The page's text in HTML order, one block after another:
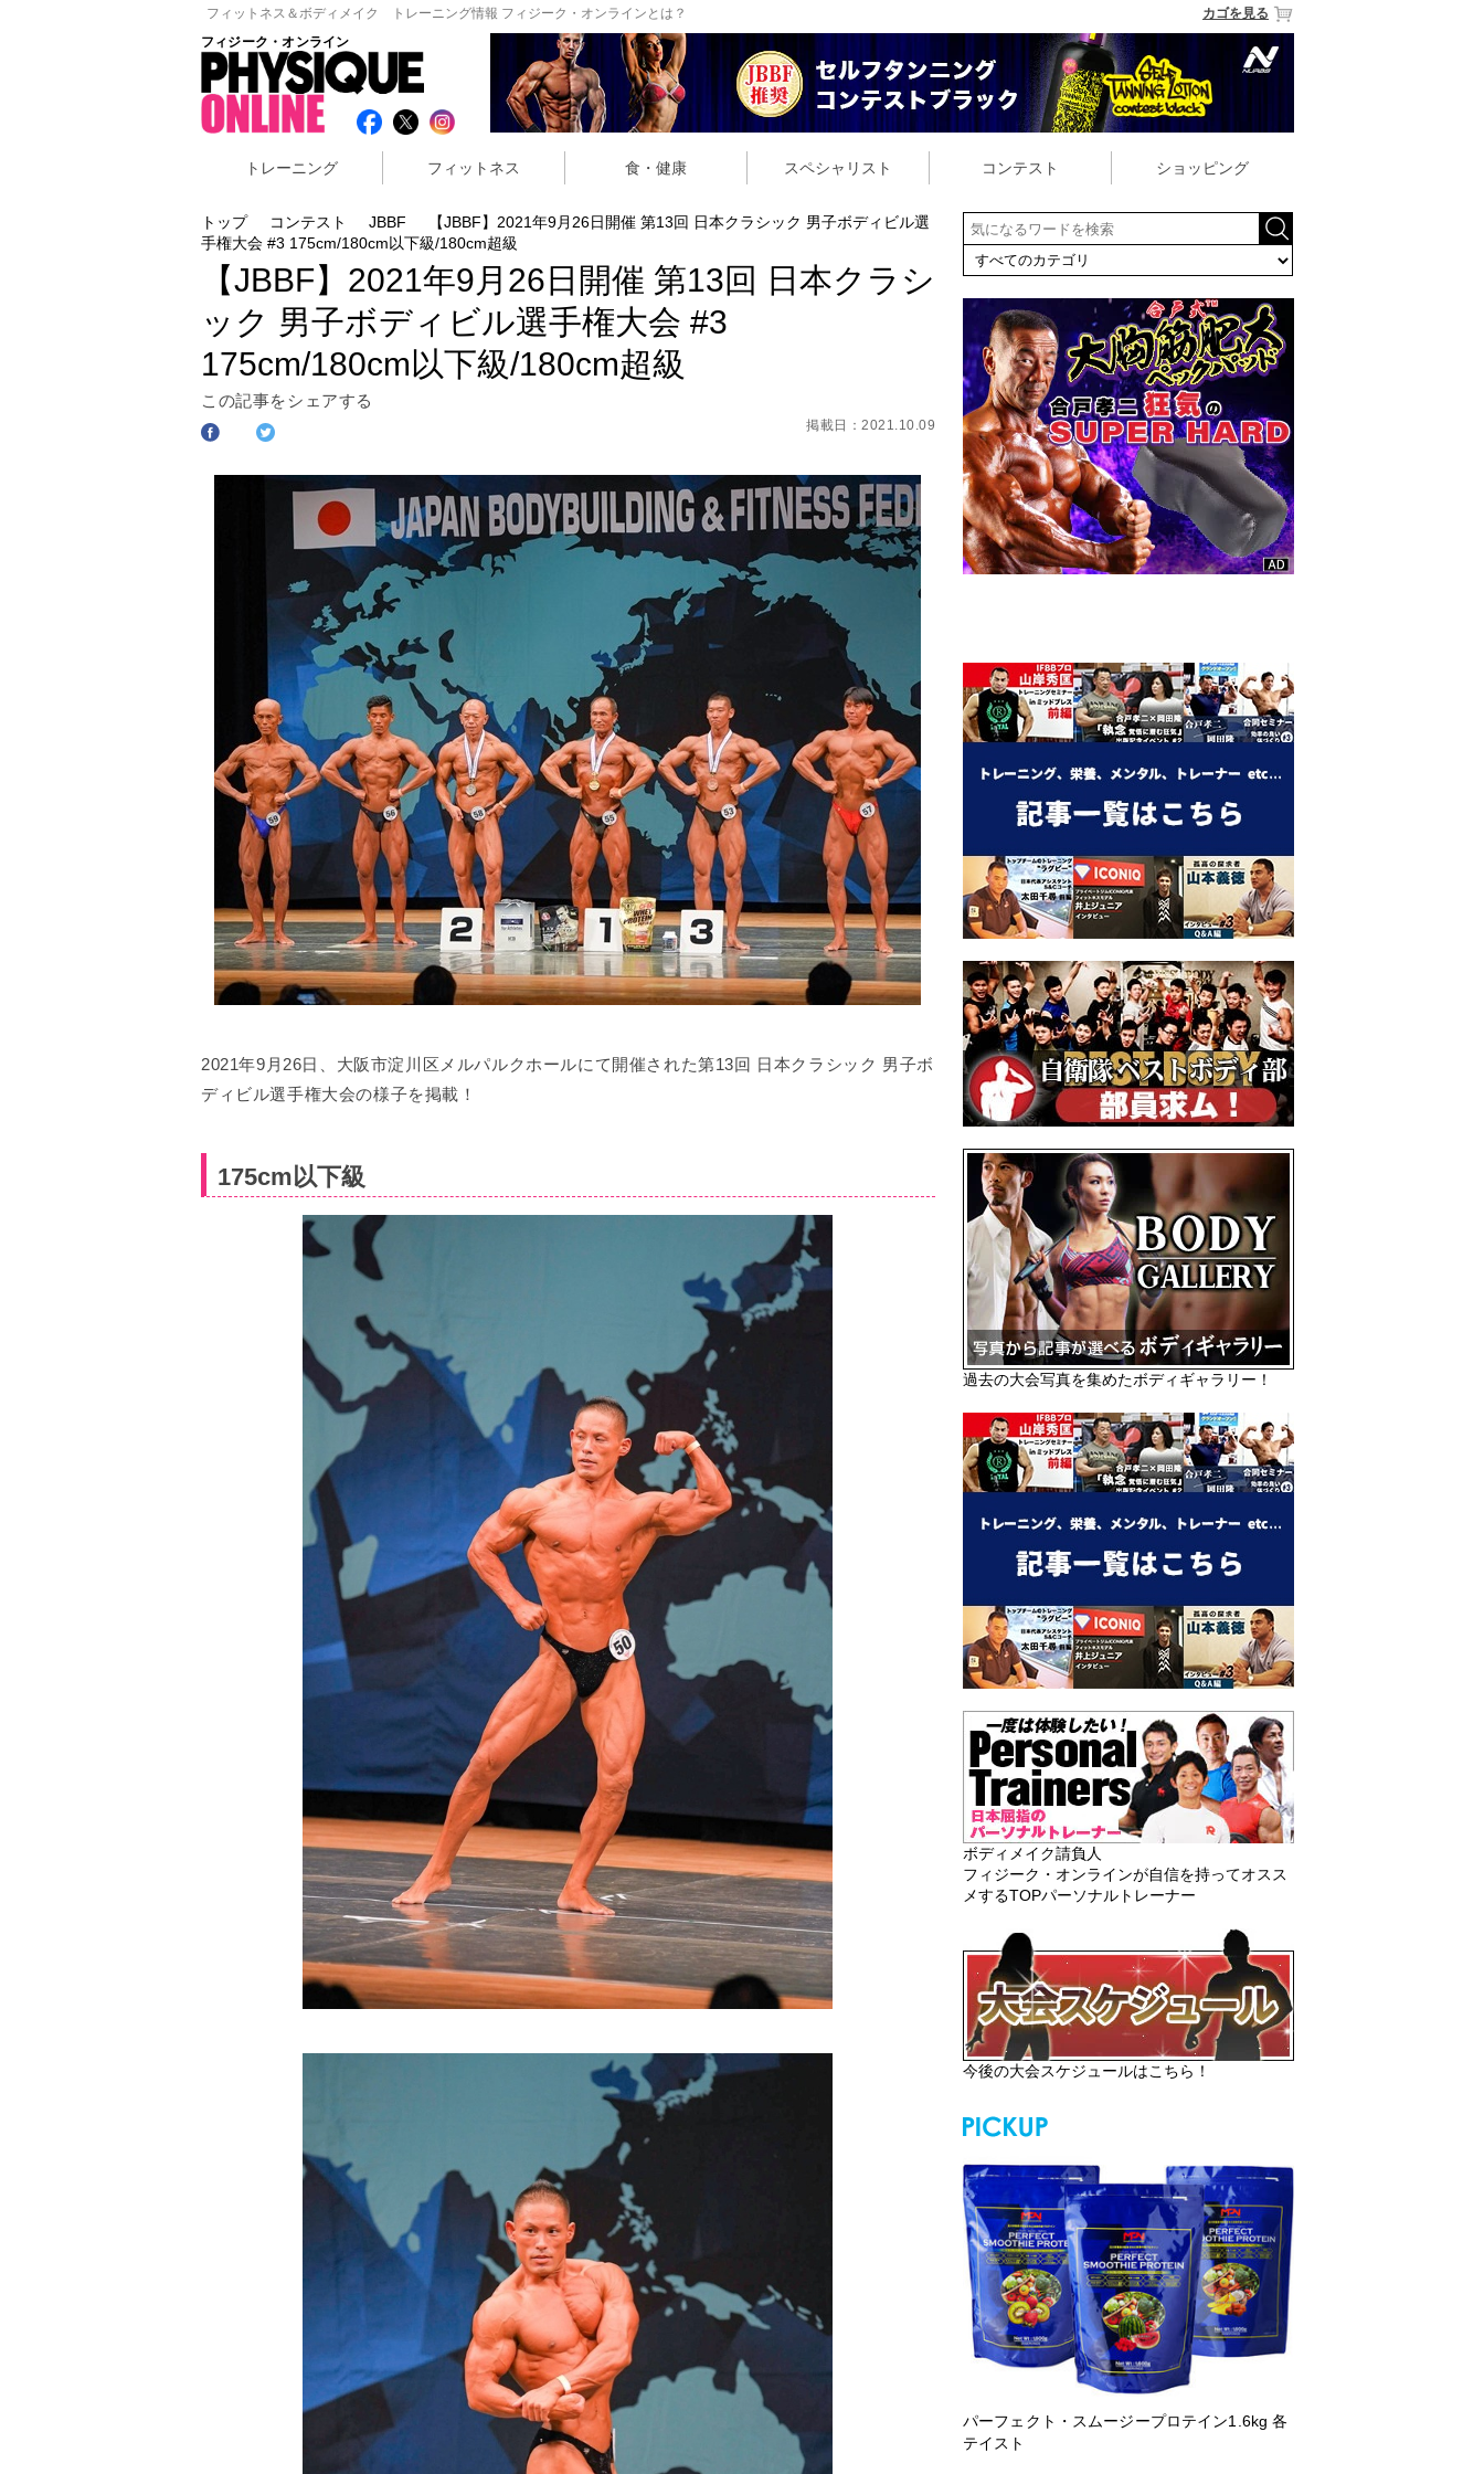
フィットネス＆ボディメイク トレーニング情報 フィジーク・オンラインとは？
カゴを見る
フィジーク・オンライン
トレーニング フィットネス 食・健康 スペシャリスト コンテスト ショッピング
過去の大会写真を集めたボディギャラリー！
ボディメイク請負人
フィジーク・オンラインが自信を持ってオスス
メするTOPパーソナルトレーナー
今後の大会スケジュールはこちら！
パーフェクト・スムージープロテイン1.6kg 各
テイスト
トップ コンテスト JBBF
【JBBF】2021年9月26日開催 第13回 日本クラシック 男子ボディビル選
手権大会 #3 175cm/180cm以下級/180cm超級
【JBBF】2021年9月26日開催 第13回 日本クラシ
ック 男子ボディビル選手権大会 #3
175cm/180cm以下級/180cm超級
この記事をシェアする
掲載日：2021.10.09
2021年9月26日、大阪市淀川区メルパルクホールにて開催された第13回 日本クラシック 男子ボ
ディビル選手権大会の様子を掲載！
175cm以下級